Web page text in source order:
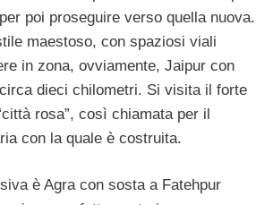
poi proseguire verso quella nuova.
maestoso, con spaziosi viali
in zona, ovviamente, Jaipur con
dieci chilometri. Si visita il forte
rosa”, così chiamata per il
con la quale è costruita.
è Agra con sosta a Fatehpur